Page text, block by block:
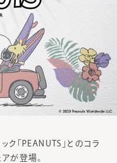
ク「PEANUTS」とのコラ
が登場。